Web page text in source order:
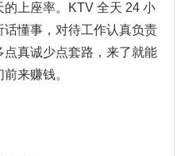
上座率。KTV 全天 24 小
懂事，对待工作认真负责
真诚少点套路，来了就能
来赚钱。